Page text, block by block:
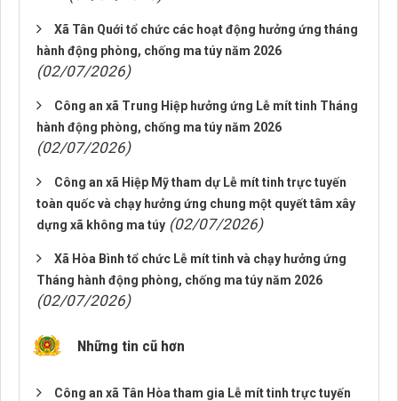
Xã Tân Quới tổ chức các hoạt động hưởng ứng tháng
hành động phòng, chống ma túy năm 2026
(02/07/2026)
Công an xã Trung Hiệp hưởng ứng Lễ mít tinh Tháng
hành động phòng, chống ma túy năm 2026
(02/07/2026)
Công an xã Hiệp Mỹ tham dự Lễ mít tinh trực tuyến
toàn quốc và chạy hưởng ứng chung một quyết tâm xây
dựng xã không ma túy (02/07/2026)
Xã Hòa Bình tổ chức Lễ mít tinh và chạy hưởng ứng
Tháng hành động phòng, chống ma túy năm 2026
(02/07/2026)
Những tin cũ hơn
Công an xã Tân Hòa tham gia Lễ mít tinh trực tuyến